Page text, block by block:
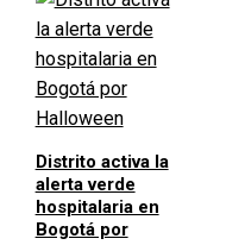
Distrito activa la
alerta verde
hospitalaria en
Bogotá por